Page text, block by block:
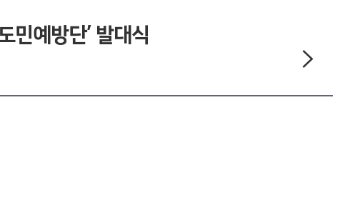
예방단’ 발대식